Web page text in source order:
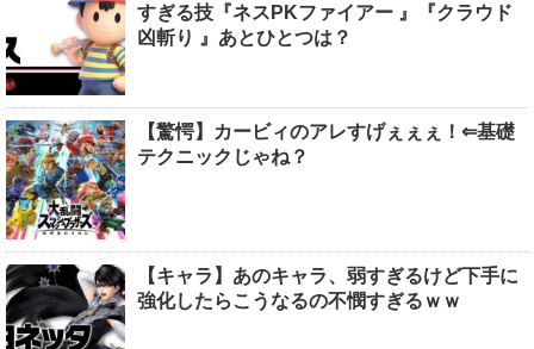
すぎる技『ネスPKファイアー 』『クラウド
凶斬り 』あとひとつは？
【驚愕】カービィのアレすげぇぇぇ！⇐基礎
テクニックじゃね？
【キャラ】あのキャラ、弱すぎるけど下手に
強化したらこうなるの不憫すぎるｗｗ